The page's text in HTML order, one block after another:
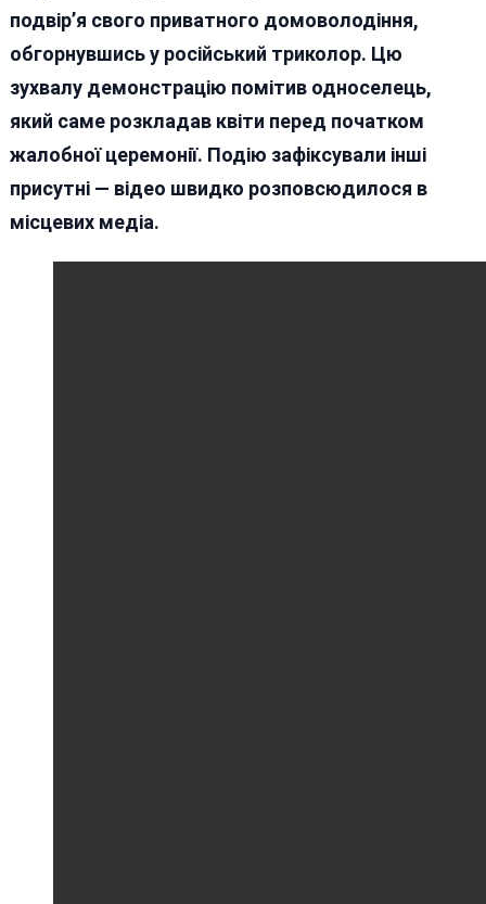
У
З’явився
З
Прапором
подвір’я свого приватного домоволодіння,
обгорнувшись у російський триколор. Цю
зухвалу демонстрацію помітив односелець,
який саме розкладав квіти перед початком
жалобної церемонії. Подію зафіксували інші
присутні — відео швидко розповсюдилося в
місцевих медіа.